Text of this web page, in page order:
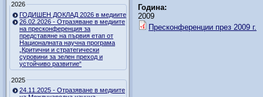
2026
ГОДИШЕН ДОКЛАД 2026 в медиите
26.02.2026 - Отразяване в медиите
на пресконференция за
представяне на първия етап от
Националната научна програма
„Критични и стратегически
суровини за зелен преход и
устойчиво развитие“
2025
24.11.2025 - Отразяване в медиите
Година:
2009
Пресконференции през 2009 г.